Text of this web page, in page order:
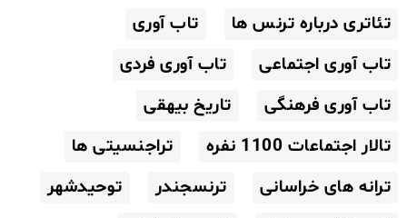
تئاتری درباره ترنس ها
تاب آوری
تاب آوری اجتماعی
تاب آوری فردی
تاب آوری فرهنگی
تاریخ بیهقی
تالار اجتماعات 1100 نفره
تراجنسیتی ها
ترانه های خراسانی
ترنسجندر
توحیدشهر